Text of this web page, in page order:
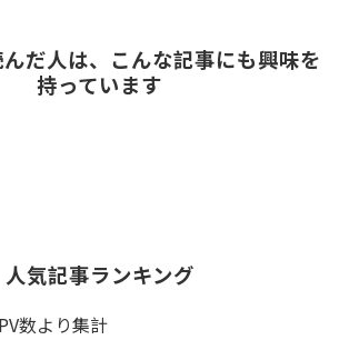
だ人は、こんな記事にも興味を
持っています
人気記事ランキング
数より集計